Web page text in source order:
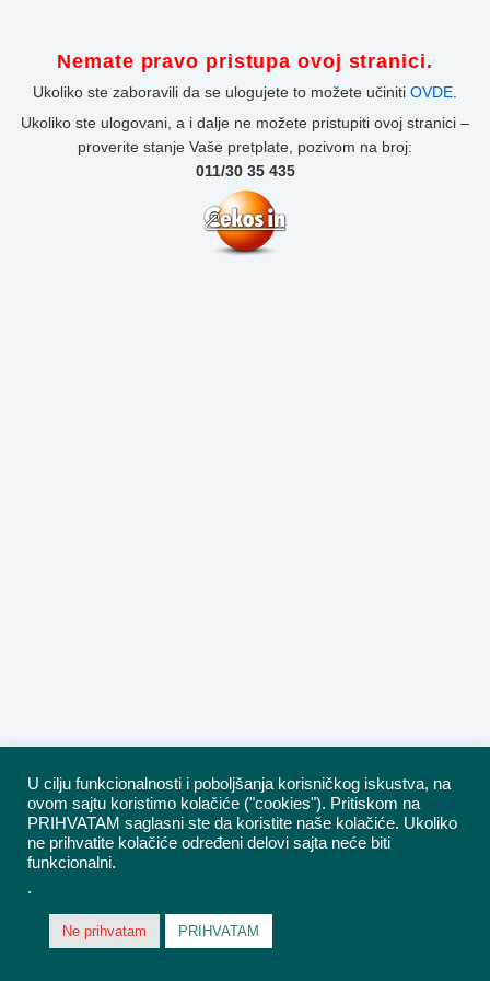
Nemate pravo pristupa ovoj stranici.
Ukoliko ste zaboravili da se ulogujete to možete učiniti OVDE
Ukoliko ste ulogovani, a i dalje ne možete pristupiti ovoj stranici –
proverite stanje Vaše pretplate, pozivom na broj:
011/30 35 435
U cilju funkcionalnosti i poboljšanja korisničkog iskustva, na
ovom sajtu koristimo kolačiće ("cookies"). Pritiskom na
PRIHVATAM saglasni ste da koristite naše kolačiće. Ukoliko
ne prihvatite kolačiće određeni delovi sajta neće biti
funkcionalni.
.
Ne prihvatam PRIHVATAM